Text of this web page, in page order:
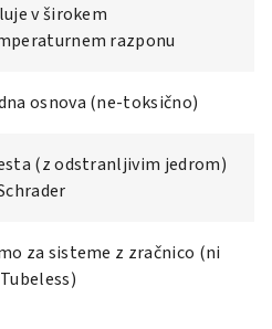
v širokem
razponu
osnova (ne-toksično)
(z odstranljivim jedrom)
za sisteme z zračnico (ni